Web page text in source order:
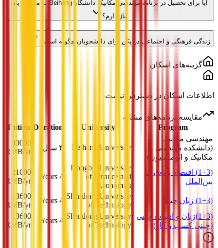
آیا برای تحصیل در برنامه مهندسی مکانیک دانشگاه Beihang به مدرک زبان
نیاز دارم؟
زندگی فرهنگی و اجتماعی در پکن برای دانشجویان چگونه است؟
گزینه‌های اسکان
اطلاعات اسکان در دسترس نیست
مقایسه برنامه‌های مشابه
Program
University
Duration
Tuition
مهندسی مکانیک
(دانشکده مهندسی
مکانیک و اتوماسیون)
Beihang University ۴ سال
30000
RMB/yr
(1+3) اقتصاد و تجارت
بین‌الملل
Dongbei University
of Finance and
Economics
4 Years
21000
RMB/yr
(1+3) زبان چینی
Shandong University
of Technology
4 Years
13600
RMB/yr
(1+3)زبان و ادبیات چینی
(چینی کسب و کار)
Shandong University
of Technology
4 Years
13600
RMB/yr